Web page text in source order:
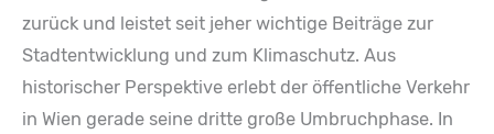
zurück und leistet seit jeher wichtige Beiträge zur
Stadtentwicklung und zum Klimaschutz. Aus
historischer Perspektive erlebt der öffentliche Verkehr
in Wien gerade seine dritte große Umbruchphase. In